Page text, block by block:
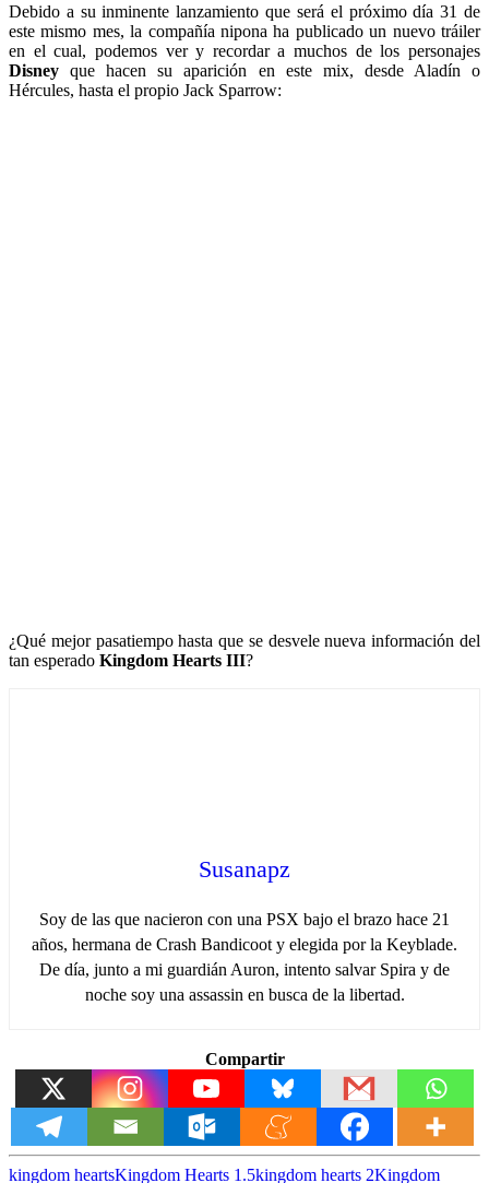
Debido a su inminente lanzamiento que será el próximo día 31 de
este mismo mes, la compañía nipona ha publicado un nuevo tráiler
en el cual, podemos ver y recordar a muchos de los personajes
Disney que hacen su aparición en este mix, desde Aladín o
Hércules, hasta el propio Jack Sparrow:
¿Qué mejor pasatiempo hasta que se desvele nueva información del
tan esperado Kingdom Hearts III?
Susanapz
Soy de las que nacieron con una PSX bajo el brazo hace 21
años, hermana de Crash Bandicoot y elegida por la Keyblade.
De día, junto a mi guardián Auron, intento salvar Spira y de
noche soy una assassin en busca de la libertad.
Compartir
kingdom heartsKingdom Hearts 1.5kingdom hearts 2Kingdom